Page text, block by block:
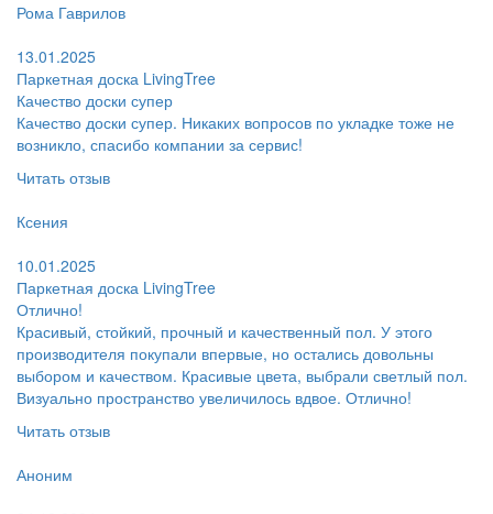
Рома Гаврилов
13.01.2025
Паркетная доска LivingTree
Качество доски супер
Качество доски супер. Никаких вопросов по укладке тоже не
возникло, спасибо компании за сервис!
Читать отзыв
Ксения
10.01.2025
Паркетная доска LivingTree
Отлично!
Красивый, стойкий, прочный и качественный пол. У этого
производителя покупали впервые, но остались довольны
выбором и качеством. Красивые цвета, выбрали светлый пол.
Визуально пространство увеличилось вдвое. Отлично!
Читать отзыв
Аноним